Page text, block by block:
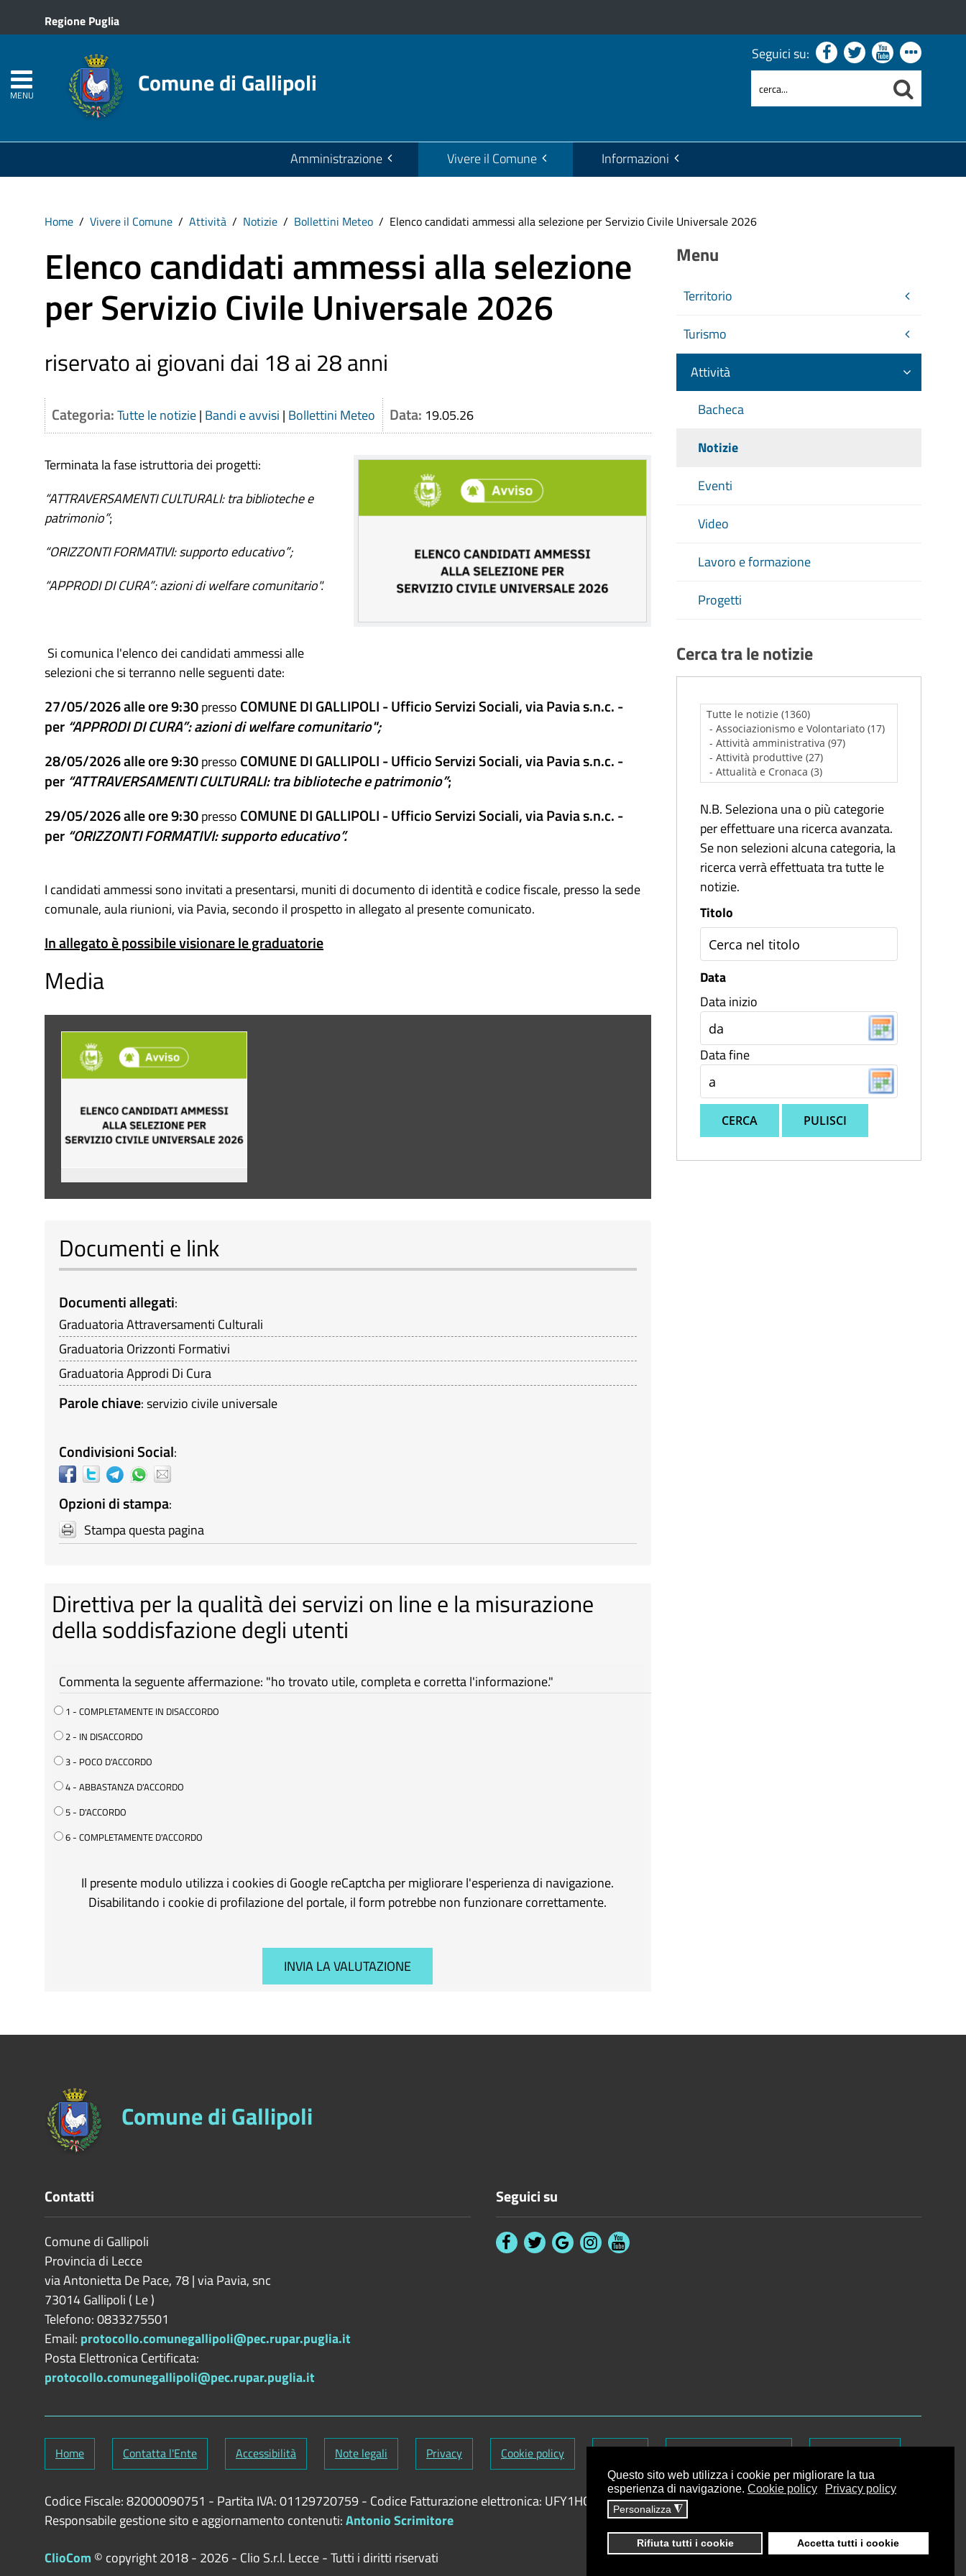
Questo sito web utilizza i cookie per migliorare la tua
esperienza di navigazione. Cookie policy Privacy policy
Personalizza ◮
Rifiuta tutti i cookie Accetta tutti i cookie
Regione Puglia
MENU Comune di Gallipoli
Seguici su:
Amministrazione Vivere il Comune Informazioni
Home Vivere il Comune Attività Notizie Bollettini Meteo Elenco candidati ammessi alla selezione per Servizio Civile Universale 2026
Elenco candidati ammessi alla selezione
per Servizio Civile Universale 2026
riservato ai giovani dai 18 ai 28 anni
Categoria:Tutte le notizie| Bandi e avvisi | Bollettini Meteo Data: 19.05.26
Terminata la fase istruttoria dei progetti:
“ATTRAVERSAMENTI CULTURALI: tra biblioteche e
patrimonio”;
“ORIZZONTI FORMATIVI: supporto educativo”;
“APPRODI DI CURA”: azioni di welfare comunitario".
Si comunica l'elenco dei candidati ammessi alle
selezioni che si terranno nelle seguenti date:
27/05/2026 alle ore9:30presso COMUNE DI GALLIPOLI - Ufficio Servizi Sociali, via Pavia s.n.c. -
per “APPRODI DI CURA”: azioni di welfare comunitario";
28/05/2026 alle ore 9:30presso COMUNE DI GALLIPOLI - Ufficio Servizi Sociali, via Pavia s.n.c. -
per “ATTRAVERSAMENTI CULTURALI: tra biblioteche e patrimonio”;
29/05/2026alle ore 9:30presso COMUNE DI GALLIPOLI - Ufficio Servizi Sociali, via Pavia s.n.c. -
per “ORIZZONTI FORMATIVI: supporto educativo”.
I candidati ammessi sono invitati a presentarsi, muniti di documento di identità e codice fiscale, presso la sede
comunale, aula riunioni, via Pavia, secondo il prospetto in allegato al presente comunicato.
In allegato è possibile visionare le graduatorie
Media
Documenti e link
Documenti allegati:
Graduatoria Attraversamenti Culturali
Graduatoria Orizzonti Formativi
Graduatoria Approdi Di Cura
Parole chiave:servizio civile universale
Condivisioni Social:
Opzioni di stampa:
Stampa questa pagina
Direttiva per la qualità dei servizi on line e la misurazione
della soddisfazione degli utenti
Commenta la seguente affermazione: "ho trovato utile, completa e corretta l'informazione."
1 - COMPLETAMENTE IN DISACCORDO
2 - IN DISACCORDO
3 - POCO D'ACCORDO
4 - ABBASTANZA D'ACCORDO
5 - D'ACCORDO
6 - COMPLETAMENTE D'ACCORDO
Il presente modulo utilizza i cookies di Google reCaptcha per migliorare l'esperienza di navigazione.
Disabilitando i cookie di profilazione del portale, il form potrebbe non funzionare correttamente.
Menu
Territorio
Turismo
Attività
Bacheca
Notizie
Eventi
Video
Lavoro e formazione
Progetti
Cerca tra le notizie
N.B. Seleziona una o più categorie
per effettuare una ricerca avanzata.
Se non selezioni alcuna categoria, la
ricerca verrà effettuata tra tutte le
notizie.
Titolo
Data
Data inizio
Data fine
CERCA PULISCI
Comune di Gallipoli
Contatti
Comune di Gallipoli
Provincia di Lecce
via Antonietta De Pace, 78 | via Pavia, snc
73014Gallipoli ( Le)
Telefono: 0833275501
Email: protocollo.comunegallipoli@pec.rupar.puglia.it
Posta Elettronica Certificata:
protocollo.comunegallipoli@pec.rupar.puglia.it
Seguici su
Home Contatta l'Ente Accessibilità Note legali Privacy Cookie policy
Codice Fiscale: 82000090751 - Partita IVA: 01129720759- Codice Fatturazione elettronica: UFY1HC
Responsabile gestione sito e aggiornamento contenuti:Antonio Scrimitore
ClioCom © copyright 2018 - 2026 - Clio S.r.l. Lecce - Tutti i diritti riservati